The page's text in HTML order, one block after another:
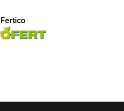
Fertico